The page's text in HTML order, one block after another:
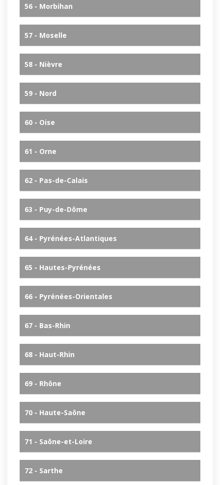
56 - Morbihan
57 - Moselle
58 - Nièvre
59 - Nord
60 - Oise
61 - Orne
62 - Pas-de-Calais
63 - Puy-de-Dôme
64 - Pyrénées-Atlantiques
65 - Hautes-Pyrénées
66 - Pyrénées-Orientales
67 - Bas-Rhin
68 - Haut-Rhin
69 - Rhône
70 - Haute-Saône
71 - Saône-et-Loire
72 - Sarthe